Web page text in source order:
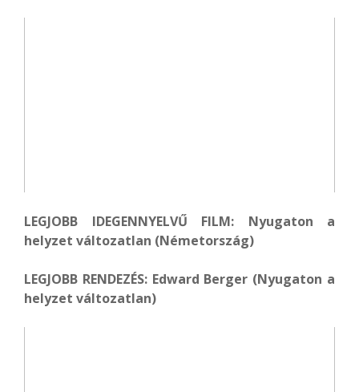
LEGJOBB IDEGENNYELVŰ FILM: Nyugaton a
helyzet változatlan (Németország)
LEGJOBB RENDEZÉS: Edward Berger (Nyugaton a
helyzet változatlan)